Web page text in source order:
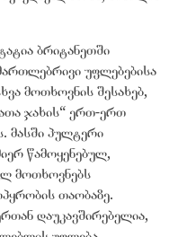
ბრიტანეთში
უფლებებისა
მოთხოვნის შესახებ,
ჯახის“ ერთ-ერთ
მასში პულტერი
წამოყენებულ,
მოთხოვნებს
თაობაზე.
დაუკავშირებელია,